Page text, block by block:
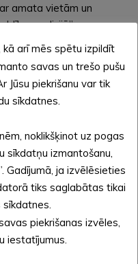
amata vietām un
policijā”.
pašvaldības
attīstības fonda
un plūdu risku
gadam aktualizēšanu.
klimata pārmaiņām
novada pašvaldības
pašvaldības domes
arī mēs spētu izpildīt
savas un trešo pušu
Jūsu piekrišanu var tik
sīkdatnes.
noklikšķinot uz pogas
sīkdatņu izmantošanu,
Gadījumā, ja izvēlēsieties
tiks saglabātas tikai
sīkdatnes.
piekrišanas izvēles,
iestatījumus.